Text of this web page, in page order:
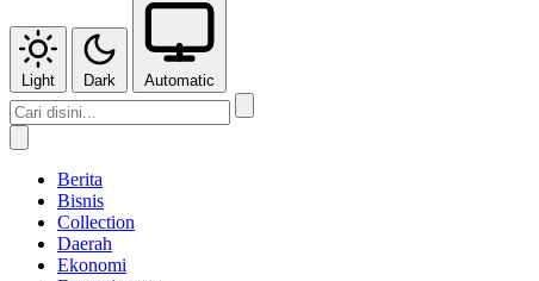
Light Dark Automatic
Berita
Bisnis
Collection
Daerah
Ekonomi